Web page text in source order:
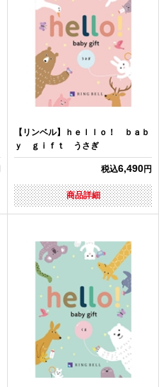
【リンベル】ｈｅｌｌｏ！ ｂａｂ
ｙ ｇｉｆｔ うさぎ
税込6,490円
商品詳細